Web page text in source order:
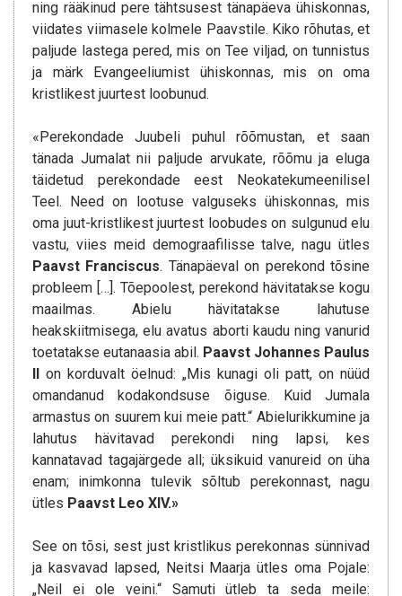
ning rääkinud pere tähtsusest tänapäeva ühiskonnas,
viidates viimasele kolmele Paavstile. Kiko rõhutas, et
paljude lastega pered, mis on Tee viljad, on tunnistus
ja märk Evangeeliumist ühiskonnas, mis on oma
kristlikest juurtest loobunud.
«Perekondade Juubeli puhul rõõmustan, et saan
tänada Jumalat nii paljude arvukate, rõõmu ja eluga
täidetud perekondade eest Neokatekumeenilisel
Teel. Need on lootuse valguseks ühiskonnas, mis
oma juut-kristlikest juurtest loobudes on sulgunud elu
vastu, viies meid demograafilisse talve, nagu ütles
Paavst Franciscus. Tänapäeval on perekond tõsine
probleem […]. Tõepoolest, perekond hävitatakse kogu
maailmas. Abielu hävitatakse lahutuse
heakskiitmisega, elu avatus aborti kaudu ning vanurid
toetatakse eutanaasia abil. Paavst Johannes Paulus
II on korduvalt öelnud: „Mis kunagi oli patt, on nüüd
omandanud kodakondsuse õiguse. Kuid Jumala
armastus on suurem kui meie patt.“ Abielurikkumine ja
lahutus hävitavad perekondi ning lapsi, kes
kannatavad tagajärgede all; üksikuid vanureid on üha
enam; inimkonna tulevik sõltub perekonnast, nagu
ütles Paavst Leo XIV.»
See on tõsi, sest just kristlikus perekonnas sünnivad
ja kasvavad lapsed, Neitsi Maarja ütles oma Pojale:
„Neil ei ole veini.“ Samuti ütleb ta seda meile: